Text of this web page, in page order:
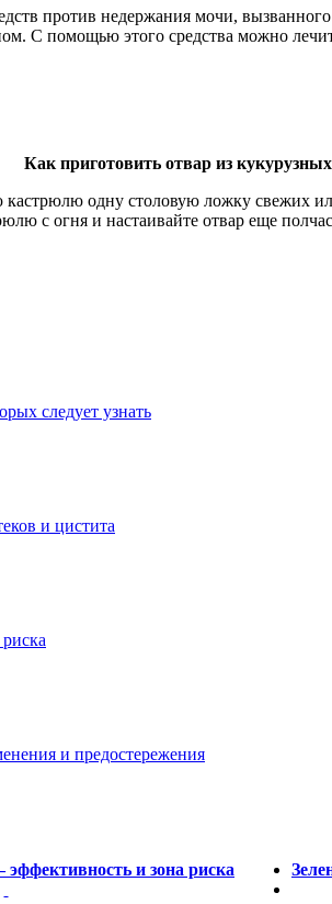
против недержания мочи,
С помощью этого средства можно
Как приготовить отвар из
одну столовую ложку свежих
с огня и настаивайте отвар еще
следует узнать
и цистита
и предостережения
и зона риска